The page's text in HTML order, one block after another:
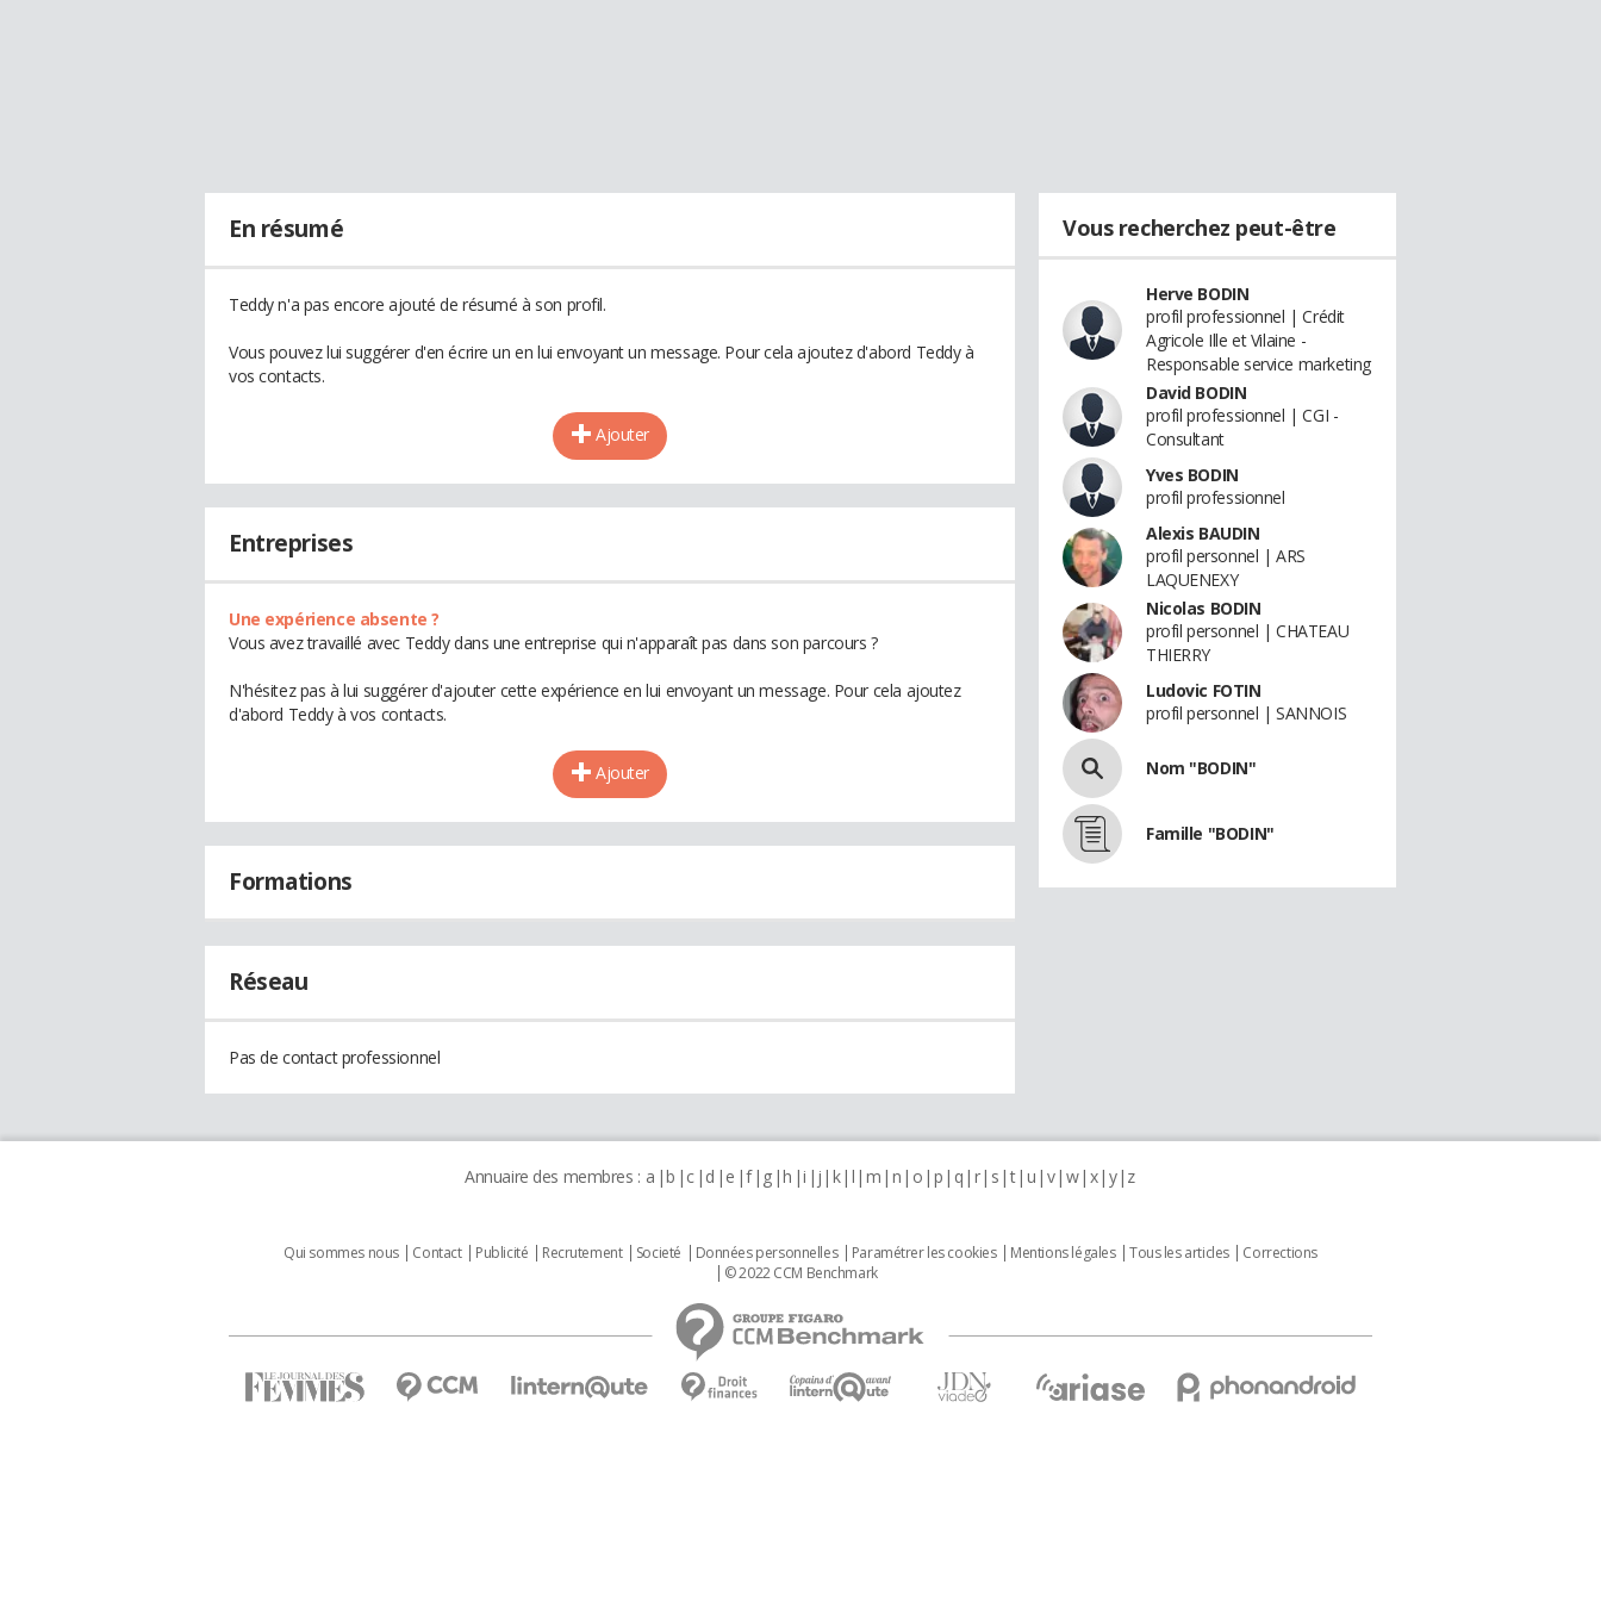
En résumé
Teddy n'a pas encore ajouté de résumé à son profil.
Vous pouvez lui suggérer d'en écrire un en lui envoyant un message. Pour cela ajoutez d'abord Teddy à
vos contacts.
Ajouter
Entreprises
Une expérience absente ?
Vous avez travaillé avec Teddy dans une entreprise qui n'apparaît pas dans son parcours ?
N'hésitez pas à lui suggérer d'ajouter cette expérience en lui envoyant un message. Pour cela ajoutez
d'abord Teddy à vos contacts.
Ajouter
Formations
Réseau
Pas de contact professionnel
Vous recherchez peut-être
Herve BODIN
profil professionnel | Crédit
Agricole Ille et Vilaine -
Responsable service marketing
David BODIN
profil professionnel | CGI -
Consultant
Yves BODIN
profil professionnel
Alexis BAUDIN
profil personnel | ARS
LAQUENEXY
Nicolas BODIN
profil personnel | CHATEAU
THIERRY
Ludovic FOTIN
profil personnel | SANNOIS
Nom "BODIN"
Famille "BODIN"
Annuaire des membres : a b c d e f g h i j k l m n o p q r s t u v w x y z
Qui sommes nous Contact Publicité Recrutement Societé Données personnelles Paramétrer les cookies Mentions légales Tous les articles
Corrections
© 2022 CCM Benchmark